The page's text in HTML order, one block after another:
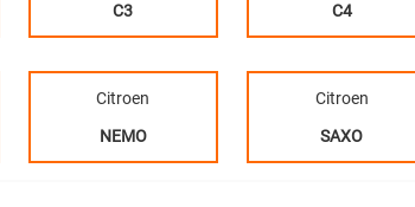
C3
C4
Citroen
NEMO
Citroen
SAXO